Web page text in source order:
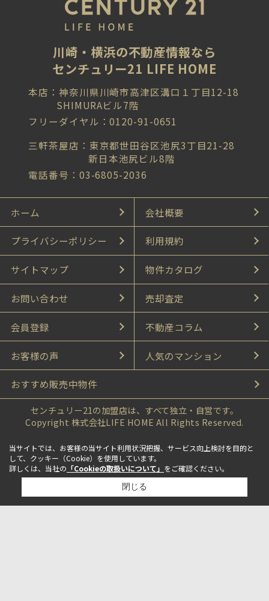
川崎・横浜の不動産情報なら
センチュリー21 LIFE HOME
本店：神奈川県川崎市高津区溝口１丁目12-18
SHIMURAビル7階
フリーダイヤル：0120-91-0651
三軒茶屋店：東京都世田谷区池尻3丁目21-28
新日本池尻ビル8階
電話番号：03-6805-2036
ホーム 会社概要
プライバシーポリシー 利用規約
サイトマップ 物件カタログ
お問い合わせ 売却査定
会員登録 不動産コラム
お客様の声 人気のマンション
おすすめ販売中物件
センチュリー21の加盟店は、すべて独立・自営です。
Copyright 株式会社LIFE HOME All Rights Reserved.
当サイトでは、お客様の当サイト利用状況把握、サービス向上検討を目的と
して、クッキー（Cookie）を使用しています。
詳しくは、当社の 「Cookieの取扱いについて」 をご確認ください。
閉じる